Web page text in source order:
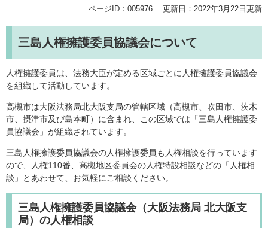
ページID：005976 更新日：2022年3月22日更新
三島人権擁護委員協議会について
人権擁護委員は、法務大臣が定める区域ごとに人権擁護委員協議会
を組織して活動しています。
高槻市は大阪法務局北大阪支局の管轄区域（高槻市、吹田市、茨木
市、摂津市及び島本町）に含まれ、この区域では「三島人権擁護委
員協議会」が組織されています。
三島人権擁護委員協議会の人権擁護委員も人権相談を行っています
ので、人権110番、高槻地区委員会の人権特設相談などの「人権相
談」とあわせて、お気軽にご相談ください。
三島人権擁護委員協議会（大阪法務局 北大阪支
局）の人権相談